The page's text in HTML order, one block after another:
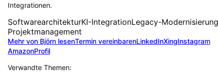
Integrationen.
SoftwarearchitekturKI-IntegrationLegacy-Modernisierung
Projektmanagement
Mehr von Björn lesenTermin vereinbarenLinkedInXingInstagram
AmazonProfil
Verwandte Themen: